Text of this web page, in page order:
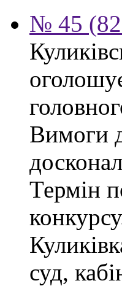
№ 45
Вимоги
Термін
суд,